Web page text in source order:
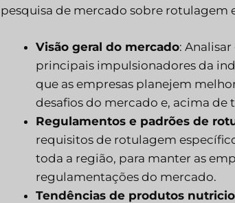
pesquisa de mercado sobre rotulagem
Visão geral do mercado:
principais impulsionadores da
que as empresas planejem
desafios do mercado e, acima de
Regulamentos e padrões de
requisitos de rotulagem
toda a região, para manter as
regulamentações do mercado.
Tendências de produtos